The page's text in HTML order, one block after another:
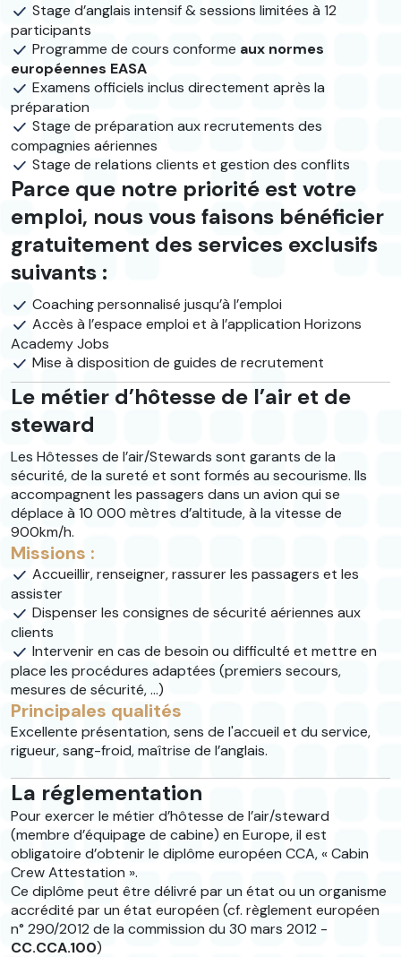
Stage d’anglais intensif & sessions limitées à 12
participants
Programme de cours conforme aux normes
européennes EASA
Examens officiels inclus directement après la
préparation
Stage de préparation aux recrutements des
compagnies aériennes
Stage de relations clients et gestion des conflits
Parce que notre priorité est votre
emploi, nous vous faisons bénéficier
gratuitement des services exclusifs
suivants :
Coaching personnalisé jusqu’à l’emploi
Accès à l’espace emploi et à l’application Horizons
Academy Jobs
Mise à disposition de guides de recrutement
Le métier d’hôtesse de l’air et de
steward
Les Hôtesses de l’air/Stewards sont garants de la
sécurité, de la sureté et sont formés au secourisme. Ils
accompagnent les passagers dans un avion qui se
déplace à 10 000 mètres d’altitude, à la vitesse de
900km/h.
Missions :
Accueillir, renseigner, rassurer les passagers et les
assister
Dispenser les consignes de sécurité aériennes aux
clients
Intervenir en cas de besoin ou difficulté et mettre en
place les procédures adaptées (premiers secours,
mesures de sécurité, ...)
Principales qualités
Excellente présentation, sens de l'accueil et du service,
rigueur, sang-froid, maîtrise de l’anglais.
La réglementation
Pour exercer le métier d’hôtesse de l’air/steward
(membre d’équipage de cabine) en Europe, il est
obligatoire d’obtenir le diplôme européen CCA, « Cabin
Crew Attestation ».
Ce diplôme peut être délivré par un état ou un organisme
accrédité par un état européen (cf. règlement européen
n° 290/2012 de la commission du 30 mars 2012 -
CC.CCA.100)